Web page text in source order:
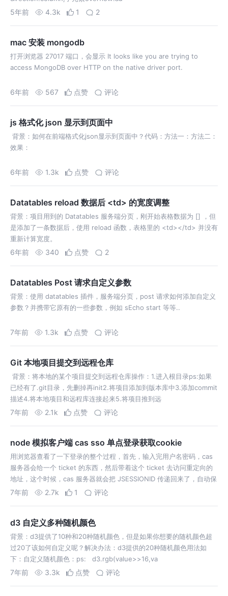
5年前 4.3k 1 2
mac 安装 mongodb
打开浏览器 27017 端口，会显示 It looks like you are trying to
access MongoDB over HTTP on the native driver port.
6年前 567 点赞 评论
js 格式化 json 显示到页面中
背景：如何在前端格式化json显示到页面中？代码：方法一：方法二：
效果：
6年前 1.3k 点赞 评论
Datatables reload 数据后 <td> 的宽度调整
背景：项目用到的 Datatables 服务端分页，刚开始表格数据为 [] ，但
是添加了一条数据后，使用 reload 函数，表格里的 <td></td> 并没有
重新计算宽度。
6年前 340 点赞 2
Datatables Post 请求自定义参数
背景：使用 datatables 插件，服务端分页，post 请求如何添加自定义
参数？并携带它原有的一些参数，例如 sEcho start 等等..
7年前 1.3k 点赞 评论
Git 本地项目提交到远程仓库
背景：将本地的某个项目提交到远程仓库操作：1.进入根目录ps:如果
已经有了.git目录，先删掉再init2.将项目添加到版本库中3.添加commit
描述4.将本地项目和远程库连接起来5.将项目推到远
7年前 2.1k 点赞 评论
node 模拟客户端 cas sso 单点登录获取cookie
用浏览器查看了一下登录的整个过程，首先，输入完用户名密码，cas
服务器会给一个 ticket 的东西，然后带着这个 ticket 去访问重定向的
地址，这个时候，cas 服务器就会把 JSESSIONID 传递回来了，自动保
存到浏览器的 cookie 中。
7年前 2.7k 1 评论
d3 自定义多种随机颜色
背景：d3提供了10种和20种随机颜色，但是如果你想要的随机颜色超
过20了该如何自定义呢？解决办法：d3提供的20种随机颜色用法如
下：自定义随机颜色：ps: d3.rgb(value>>16,va
7年前 3.3k 点赞 评论